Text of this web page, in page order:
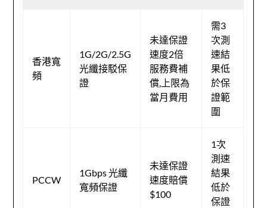
香港寬
頻
1G/2G/2.5G
光纖接駁保
證
未達保證
速度2倍
服務費補
償,上限為
當月費用
需3
次測
速結
果低
於保
證範
圍
PCCW
1Gbps 光纖
寬頻保證
未達保證
速度賠償
$100
1次
測速
結果
低於
保證